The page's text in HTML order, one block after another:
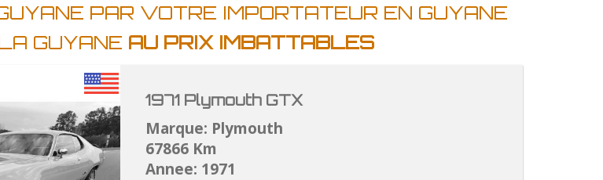
PAR VOTRE IMPORTATEUR EN GUYANE
GUYANE AU PRIX IMBATTABLES
1971 Plymouth GTX
Marque: Plymouth
67866 Km
Annee: 1971